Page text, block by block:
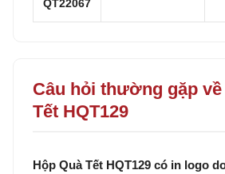
QT22067
Câu hỏi thường gặp về
Tết HQT129
Hộp Quà Tết HQT129 có in logo